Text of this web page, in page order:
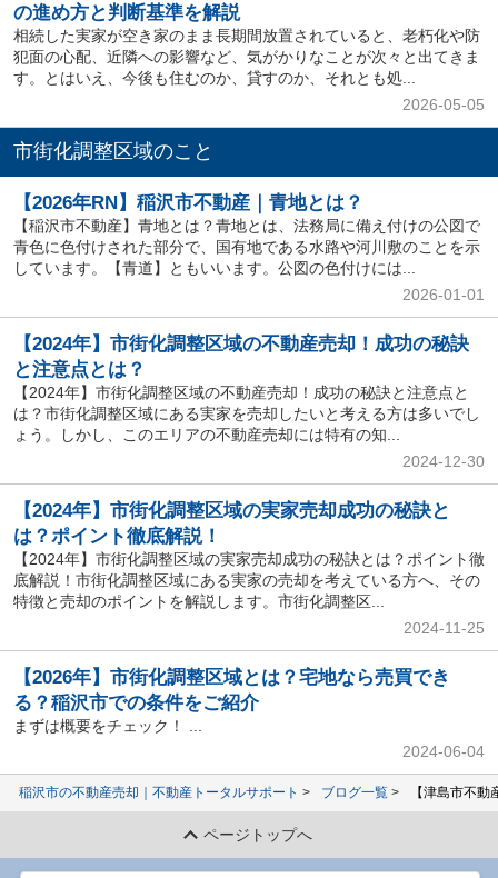
の進め方と判断基準を解説
相続した実家が空き家のまま長期間放置されていると、老朽化や防
犯面の心配、近隣への影響など、気がかりなことが次々と出てきま
す。とはいえ、今後も住むのか、貸すのか、それとも処...
2026-05-05
市街化調整区域のこと
【2026年RN】稲沢市不動産｜青地とは？
【稲沢市不動産】青地とは？青地とは、法務局に備え付けの公図で
青色に色付けされた部分で、国有地である水路や河川敷のことを示
しています。【青道】ともいいます。公図の色付けには...
2026-01-01
【2024年】市街化調整区域の不動産売却！成功の秘訣
と注意点とは？
【2024年】市街化調整区域の不動産売却！成功の秘訣と注意点と
は？市街化調整区域にある実家を売却したいと考える方は多いでし
ょう。しかし、このエリアの不動産売却には特有の知...
2024-12-30
【2024年】市街化調整区域の実家売却成功の秘訣と
は？ポイント徹底解説！
【2024年】市街化調整区域の実家売却成功の秘訣とは？ポイント徹
底解説！市街化調整区域にある実家の売却を考えている方へ、その
特徴と売却のポイントを解説します。市街化調整区...
2024-11-25
【2026年】市街化調整区域とは？宅地なら売買でき
る？稲沢市での条件をご紹介
まずは概要をチェック！ ...
2024-06-04
稲沢市の不動産売却｜不動産トータルサポート ブログ一覧 【津島市不
ページトップへ